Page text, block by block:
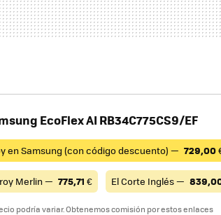
EcoFlex AI RB34C775CS9/EF
en Samsung (con código descuento) — 729,00
Merlin — 775,71 € El Corte Inglés —
podría variar. Obtenemos comisión por estos enlaces